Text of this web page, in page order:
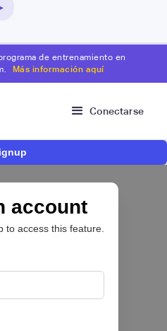
de entrenamiento en
Más información aquí
Conectarse
account
to access this feature.
de financiamiento en
oferta para pymes